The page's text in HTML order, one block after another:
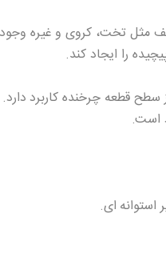
مثل تخت، کروی و غیره وجود
را ایجاد کند.
سطح قطعه چرخنده کاربرد دارد.
است.
ای.